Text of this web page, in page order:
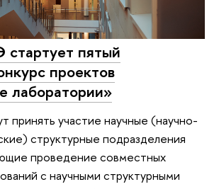
пятый
проектов
лаборатории»
принять участие научные (научно-
структурные подразделения
проведение совместных
с научными структурными